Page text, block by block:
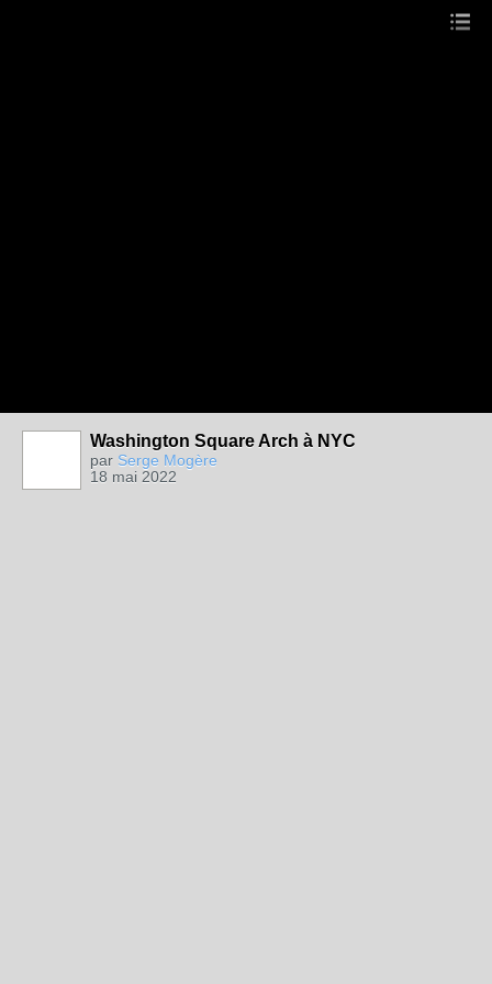
Washington Square Arch à NYC
par Serge Mogère
18 mai 2022